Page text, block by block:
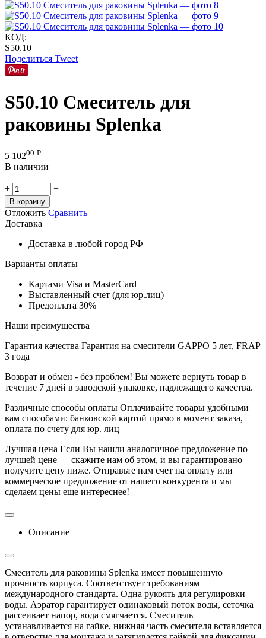
КОД:
S50.10
Поделиться Tweet
S50.10 Смеситель для
раковины Splenka
5 10200 Р
В наличии
+ −
В корзину
Отложить Сравнить
Доставка
Доставка в любой город РФ
Варианты оплаты
Картами Visa и MasterCard
Выставленный счет (для юр.лиц)
Предоплата 30%
Наши преимущества
Гарантия качества Гарантия на смесители GAPPO 5 лет, FRAP
3 года
Возврат и обмен - без проблем! Вы можете вернуть товар в
течение 7 дней в заводской упаковке, надлежащего качества.
Различные способы оплаты Оплачивайте товары удобными
вам способами: банковской картой прямо в момент заказа,
оплата по счету для юр. лиц
Лучшая цена Если Вы нашли аналогичное предложение по
лучшей цене — скажите нам об этом, и вы гарантировано
получите цену ниже. Отправьте нам счет на оплату или
коммерческое предложение от нашего конкурента и мы
сделаем цены еще интереснее!
Описание
Смеситель для раковины Splenka имеет повышенную
прочность корпуса. Соответствует требованиям
международного стандарта. Одна рукоять для регулировки
воды. Аэратор гарантирует одинаковый поток воды, сеточка
рассеивает напор, вода смягчается. Смеситель
устанавливается на гайке, нижняя часть смесителя вставляется